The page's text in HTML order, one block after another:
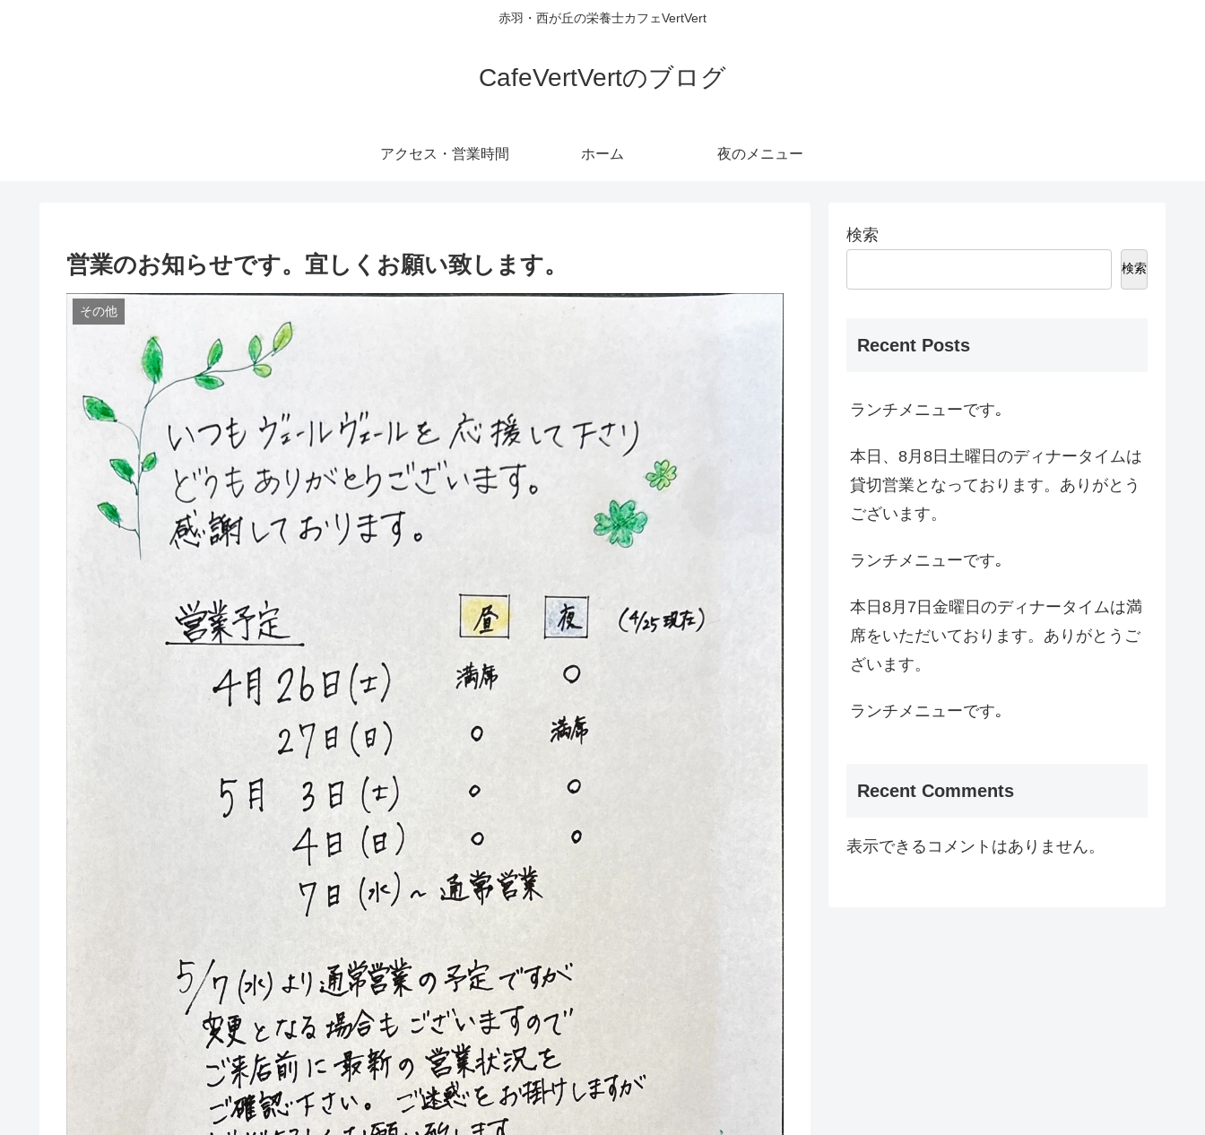
赤羽・西が丘の栄養士カフェVertVert
CafeVertVertのブログ
アクセス・営業時間 ホーム 夜のメニュー
営業のお知らせです。宜しくお願い致します。
その他
検索
検索
Recent Posts
ランチメニューです｡
本日、8月8日土曜日のディナータイムは
貸切営業となっております。ありがとう
ございます。
ランチメニューです｡
本日8月7日金曜日のディナータイムは満
席をいただいております。ありがとうご
ざいます。
ランチメニューです｡
Recent Comments
表示できるコメントはありません。